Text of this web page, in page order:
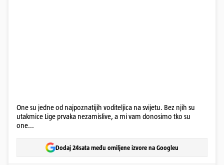
One su jedne od najpoznatijih voditeljica na svijetu. Bez njih su
utakmice Lige prvaka nezamislive, a mi vam donosimo tko su
one...
Dodaj 24sata među omiljene izvore na Googleu